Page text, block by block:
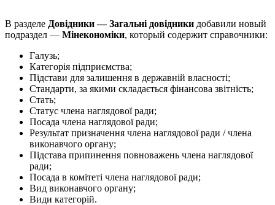
В разделе Довідники — Загальні довідники добавили новый
подраздел — Мінекономіки, который содержит справочники:
Галузь;
Категорія підприємства;
Підстави для залишення в державній власності;
Стандарти, за якими складається фінансова звітність;
Стать;
Статус члена наглядової ради;
Посада члена наглядової ради;
Результат призначення члена наглядової ради / члена
виконавчого органу;
Підстава припинення повноважень члена наглядової
ради;
Посада в комітеті члена наглядової ради;
Вид виконавчого органу;
Види категорій.